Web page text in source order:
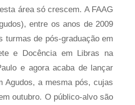
área só crescem. A FAAG
entre os anos de 2009
turmas de pós-graduação em
e Docência em Libras na
e agora acaba de lançar
Agudos, a mesma pós, cujas
outubro. O público-alvo são